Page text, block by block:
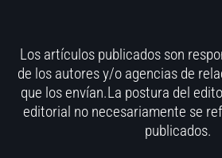
Los artículos publicados son
de los autores y/o agencias de
que los envían.La postura del
editorial no necesariamente se
publicados.